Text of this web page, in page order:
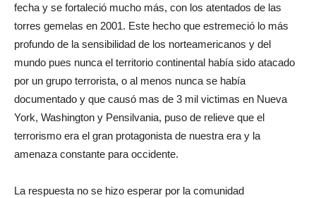
fecha y se fortaleció mucho más, con los atentados de las
torres gemelas en 2001. Este hecho que estremeció lo más
profundo de la sensibilidad de los norteamericanos y del
mundo pues nunca el territorio continental había sido atacado
por un grupo terrorista, o al menos nunca se había
documentado y que causó mas de 3 mil victimas en Nueva
York, Washington y Pensilvania, puso de relieve que el
terrorismo era el gran protagonista de nuestra era y la
amenaza constante para occidente.
La respuesta no se hizo esperar por la comunidad